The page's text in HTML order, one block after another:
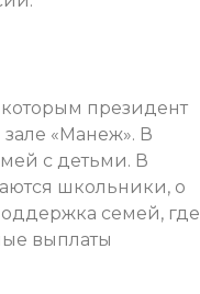
президент
«Манеж». В
с детьми. В
школьники, о
семей, где
выплаты